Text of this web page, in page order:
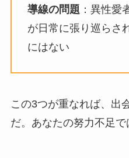
導線の問題 ：異性愛
が日常に張り巡らさ
にはない
この3つが重なれば、出
だ。あなたの努力不足で